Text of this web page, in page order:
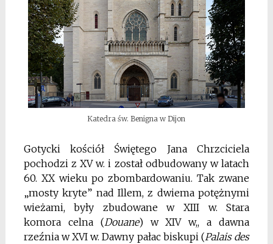
Katedra św. Benigna w Dijon
Gotycki kościół Świętego Jana Chrzciciela
pochodzi z XV w. i został odbudowany w latach
60. XX wieku po zbombardowaniu. Tak zwane
„mosty kryte” nad Illem, z dwiema potężnymi
wieżami, były zbudowane w XIII w. Stara
komora celna (Douane) w XIV w,, a dawna
rzeźnia w XVI w. Dawny pałac biskupi (Palais des